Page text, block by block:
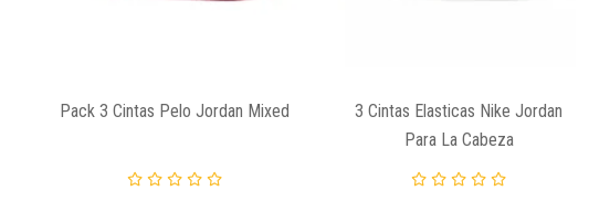
Pack 3 Cintas Pelo Jordan Mixed
3 Cintas Elasticas Nike Jordan
Para La Cabeza